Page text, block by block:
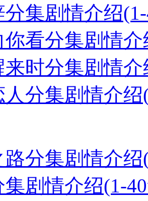
分集剧情介绍
看分集剧情
时分集剧情
分集剧情介
路分集剧情介
集剧情介绍(1-